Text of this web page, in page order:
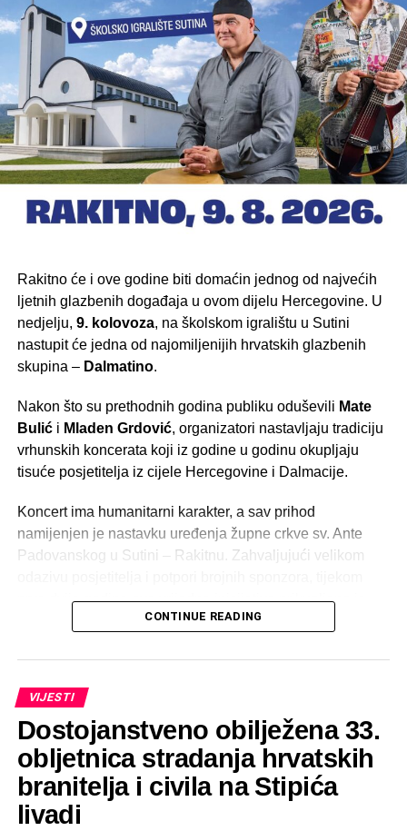
Rakitno će i ove godine biti domaćin jednog od najvećih
ljetnih glazbenih događaja u ovom dijelu Hercegovine. U
nedjelju, 9. kolovoza, na školskom igralištu u Sutini
nastupit će jedna od najomiljenijih hrvatskih glazbenih
skupina – Dalmatino.
Nakon što su prethodnih godina publiku oduševili Mate
Bulići Mladen Grdović, organizatori nastavljaju tradiciju
vrhunskih koncerata koji iz godine u godinu okupljaju
tisuće posjetitelja iz cijele Hercegovine i Dalmacije.
Koncert ima humanitarni karakter, a sav prihod
namijenjen je nastavku uređenja župne crkve sv. Ante
Padovanskog u Sutini – Rakitnu. Zahvaljujući velikom
prve dvije godine ove vrijedne inicijative prikupljeno je
100.000 KM, čime je značajno pomognuta
među najuspješnijim i najposjećenijim ljetnim događajima
u općini Posušje, a organizatori vjeruju kako će koncert
Dalmatina ove godine dodatno podići ljestvicu.
Ulaznica za koncert iznosi 15 KM, a za sve posjetitelje bit
će osigurana bogata gastronomska ponuda hrane i pića
CONTINUE READING
VIJESTI
Dostojanstveno obilježena 33.
obljetnica stradanja hrvatskih
branitelja i civila na Stipića
livadi